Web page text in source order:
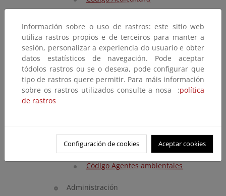
Tríptico Acuicultura
Comercio on-line
Código Comercio on-line
Tríptico Comercio on-line
Zoos y acuarios
Agentes ambientales
Código Agentes ambientales
Administración
Información sobre o uso de rastros: este sitio web
utiliza rastros propios e de terceiros para manter a
sesión, personalizar a experiencia do usuario e obter
datos estatísticos de navegación. Pode aceptar
tódolos rastros ou se o desexa, pode configurar que
tipo de rastros quere permitir. Para máis información
sobre os rastros utilizados consulte a nosa ;política
de rastros
Configuración de cookies Aceptar cookies